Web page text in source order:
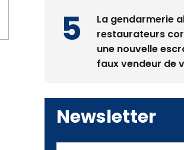
La gendarmerie
restaurateurs
une nouvelle
faux vendeur de
Newsletter